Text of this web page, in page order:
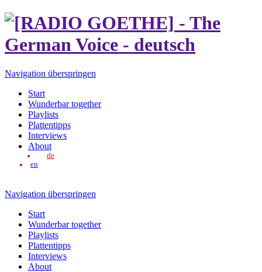
Navigation überspringen
Start
Wunderbar together
Playlists
Plattentipps
Interviews
About
de
en
Navigation überspringen
Start
Wunderbar together
Playlists
Plattentipps
Interviews
About